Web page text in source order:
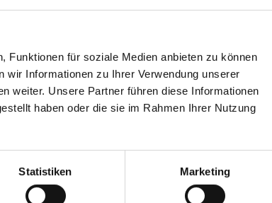
Funktionen für soziale Medien anbieten zu können
wir Informationen zu Ihrer Verwendung unserer
weiter. Unsere Partner führen diese Informationen
haben oder die sie im Rahmen Ihrer Nutzung
Statistiken Marketing
D
€
zzgl Mwst